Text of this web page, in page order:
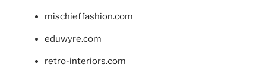
mischieffashion.com
eduwyre.com
retro-interiors.com